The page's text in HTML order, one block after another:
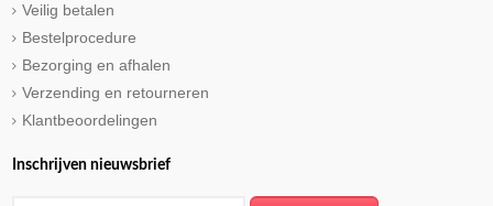
Veilig betalen
Bestelprocedure
Bezorging en afhalen
Verzending en retourneren
Klantbeoordelingen
Inschrijven nieuwsbrief